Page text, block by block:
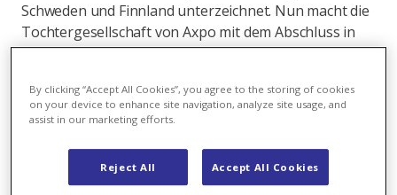
Schweden und Finnland unterzeichnet. Nun macht die
Tochtergesellschaft von Axpo mit dem Abschluss in
Litauen den nächsten Schritt im PPA-Geschäft – in den
einem Jahrzehnt hauptsächlich als Energieversorger
von Industrieunternehmen präsent.
Im Rahmen des Stromabnahmevertrags wird Axpo
Nordic einen Teil der Stromproduktion aus drei
By clicking “Accept All Cookies”, you agree to the storing of cookies
on your device to enhance site navigation, analyze site usage, and
assist in our marketing efforts.
Reject All Accept All Cookies